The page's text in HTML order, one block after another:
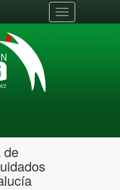
Toggle
navigation
de